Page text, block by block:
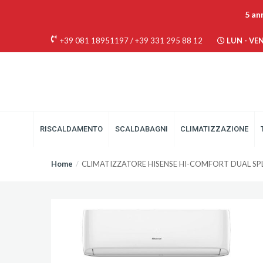
5
+39 081 18951197/+39 331 295 88 12 LUN -
RISCALDAMENTO SCALDABAGNI CLIMATIZZAZIONE
Home CLIMATIZZATORE HISENSE HI-COMFORT DUAL